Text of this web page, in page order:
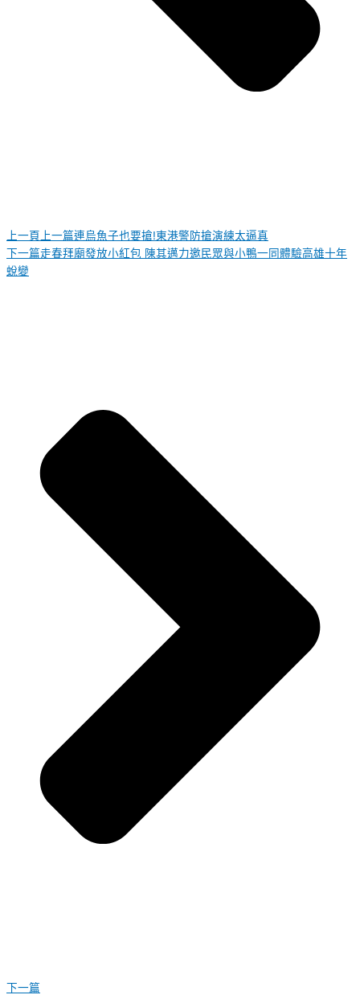
上一頁 上一篇連烏魚子也要搶!東港警防搶演練太逼真
下一篇走春拜廟發放小紅包 陳其邁力邀民眾與小鴨一同體驗高雄十年
蛻變
下一篇